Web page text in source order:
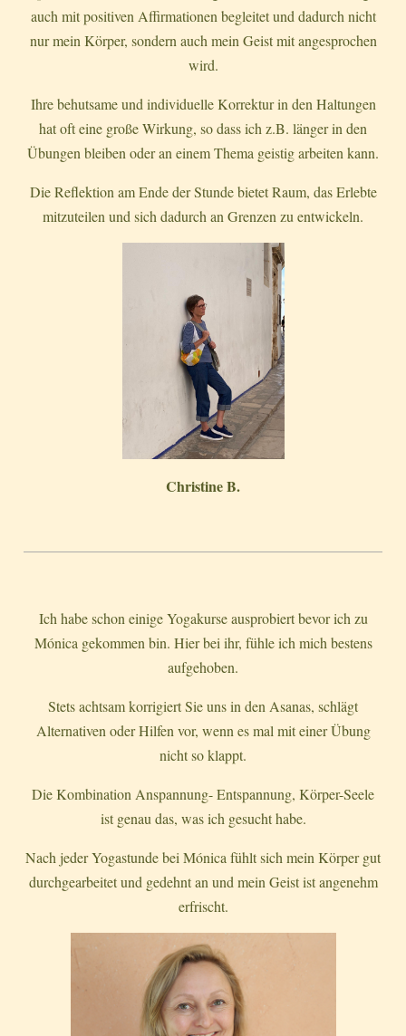
auch mit positiven Affirmationen begleitet und dadurch nicht
nur mein Körper, sondern auch mein Geist mit angesprochen
wird.
Ihre behutsame und individuelle Korrektur in den Haltungen
hat oft eine große Wirkung, so dass ich z.B. länger in den
Übungen bleiben oder an einem Thema geistig arbeiten kann.
Die Reflektion am Ende der Stunde bietet Raum, das Erlebte
mitzuteilen und sich dadurch an Grenzen zu entwickeln.
Christine B.
Ich habe schon einige Yogakurse ausprobiert bevor ich zu
Mónica gekommen bin. Hier bei ihr, fühle ich mich bestens
aufgehoben.
Stets achtsam korrigiert Sie uns in den Asanas, schlägt
Alternativen oder Hilfen vor, wenn es mal mit einer Übung
nicht so klappt.
Die Kombination Anspannung- Entspannung, Körper-Seele
ist genau das, was ich gesucht habe.
Nach jeder Yogastunde bei Mónica fühlt sich mein Körper gut
durchgearbeitet und gedehnt an und mein Geist ist angenehm
erfrischt.